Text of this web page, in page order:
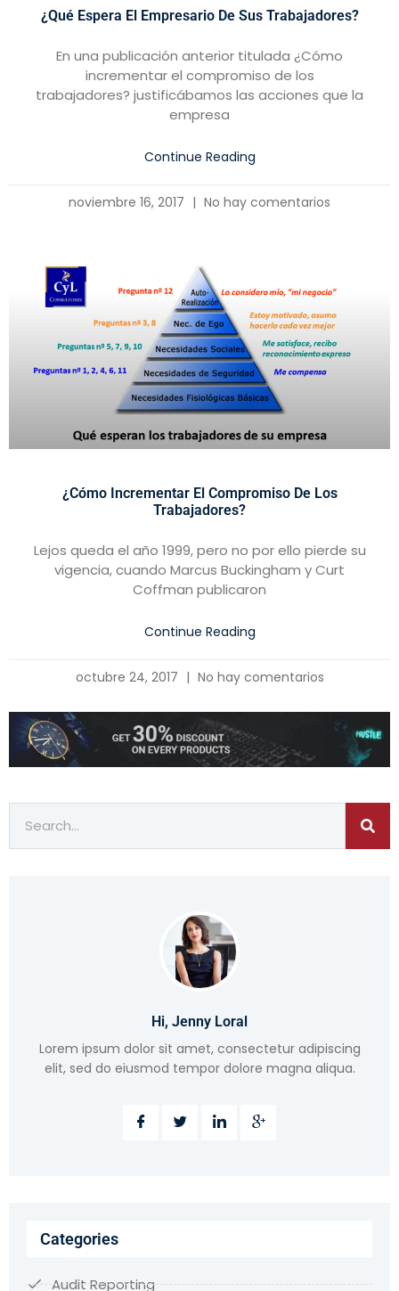
¿Qué Espera El Empresario De Sus Trabajadores?
En una publicación anterior titulada ¿Cómo
incrementar el compromiso de los
trabajadores? justificábamos las acciones que la
empresa
Continue Reading
noviembre 16, 2017 No hay comentarios
¿Cómo Incrementar El Compromiso De Los
Trabajadores?
Lejos queda el año 1999, pero no por ello pierde su
vigencia, cuando Marcus Buckingham y Curt
Coffman publicaron
Continue Reading
octubre 24, 2017 No hay comentarios
Hi, Jenny Loral
Lorem ipsum dolor sit amet, consectetur adipiscing
elit, sed do eiusmod tempor dolore magna aliqua.
Categories
Audit Reporting